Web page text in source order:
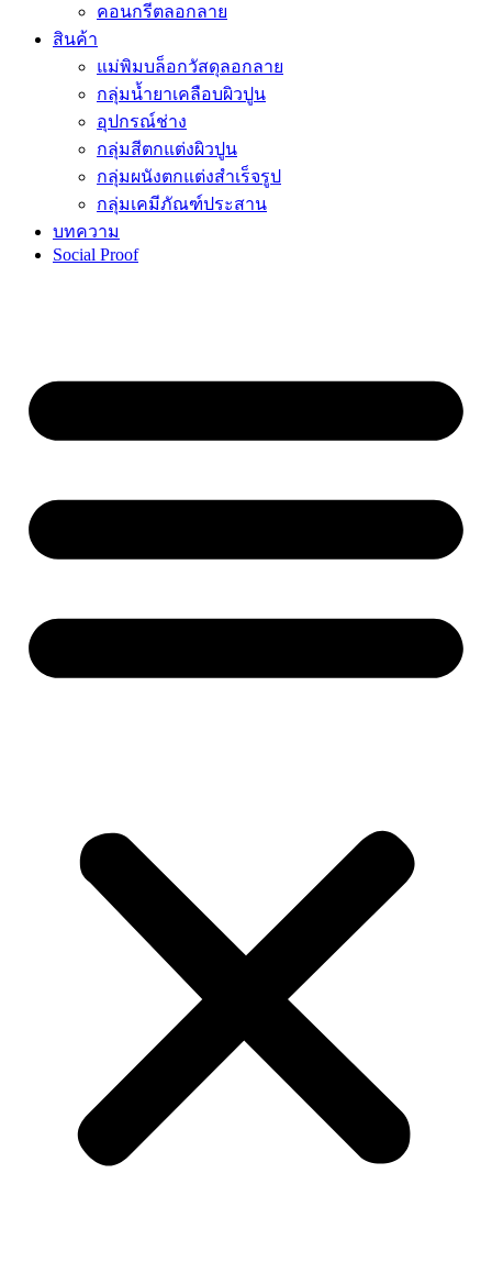
คอนกรีตลอกลาย
สินค้า
แม่พิมบล็อกวัสดุลอกลาย
กลุ่มน้ำยาเคลือบผิวปูน
อุปกรณ์ช่าง
กลุ่มสีตกแต่งผิวปูน
กลุ่มผนังตกแต่งสำเร็จรูป
กลุ่มเคมีภัณฑ์ประสาน
บทความ
Social Proof